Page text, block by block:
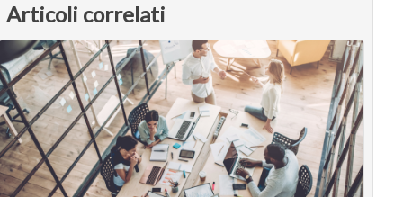
Articoli correlati